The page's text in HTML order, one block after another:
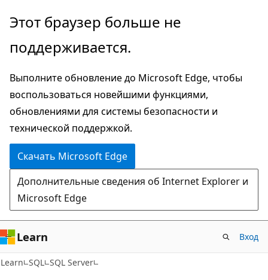
Пропустить
перейти
основному
содержимому
Этот браузер больше не
поддерживается.
Выполните обновление до Microsoft Edge, чтобы
воспользоваться новейшими функциями,
обновлениями для системы безопасности и
технической поддержкой.
Скачать Microsoft Edge
Дополнительные сведения об Internet Explorer и
Microsoft Edge
Learn Вход
Learn SQL SQL Server